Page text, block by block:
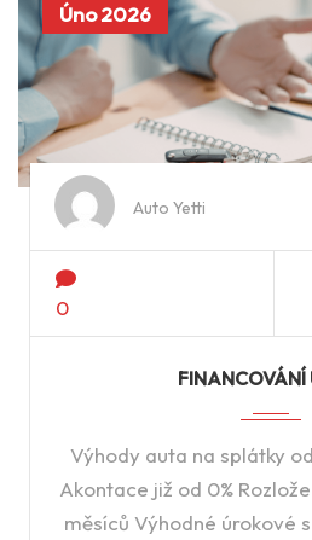
Úno 2026
Auto Yetti
0
FINANCOVÁNÍ
Výhody auta na splátky
Akontace již od 0%
měsíců Výhodné úrokové